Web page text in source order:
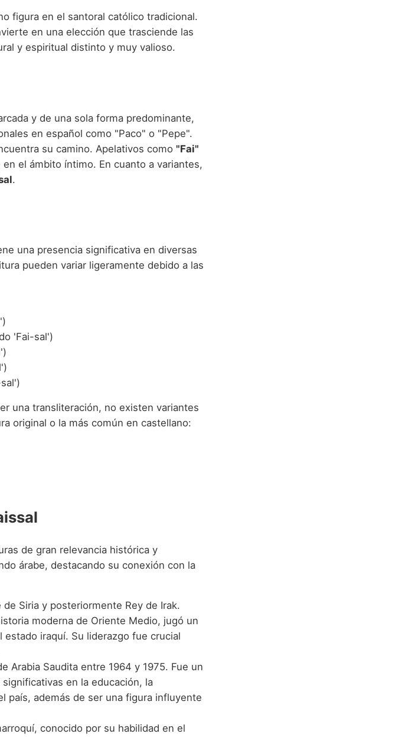
figura en el santoral católico tradicional.
en una elección que trasciende las
y espiritual distinto y muy valioso.
y de una sola forma predominante,
en español como "Paco" o "Pepe".
su camino. Apelativos como "Fai"
el ámbito íntimo. En cuanto a variantes,
.
una presencia significativa en diversas
pueden variar ligeramente debido a las
'Fai-sal')
una transliteración, no existen variantes
original o la más común en castellano:
de gran relevancia histórica y
árabe, destacando su conexión con la
de Siria y posteriormente Rey de Irak.
moderna de Oriente Medio, jugó un
iraquí. Su liderazgo fue crucial
Arabia Saudita entre 1964 y 1975. Fue un
en la educación, la
país, además de ser una figura influyente
conocido por su habilidad en el